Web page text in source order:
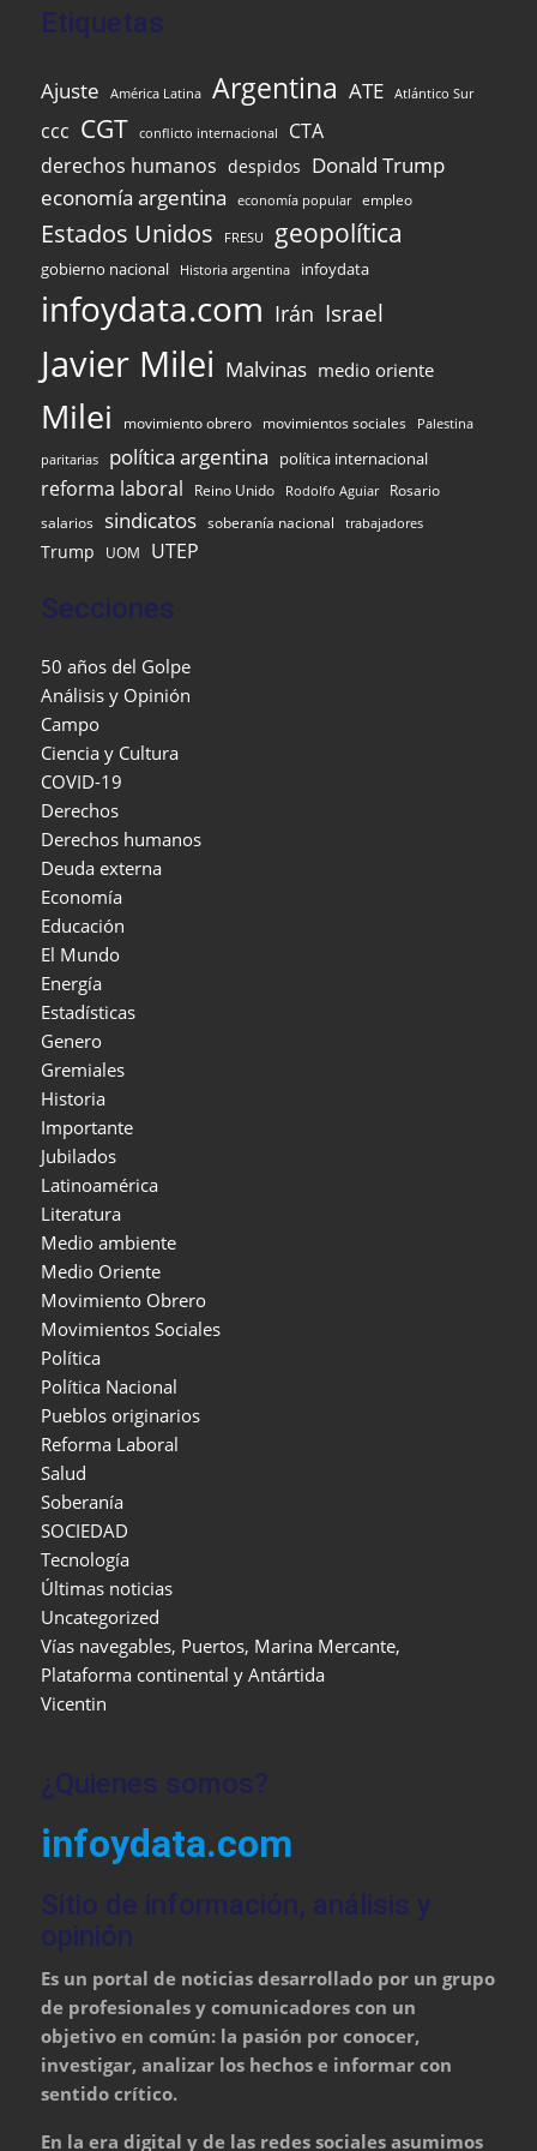
Etiquetas
Ajuste América Latina Argentina ATE Atlántico Sur
ccc CGT conflicto internacional
CTA
derechos humanos despidos Donald Trump
economía argentina
economía popular empleo
Estados Unidos FRESU geopolítica
gobierno nacional Historia argentina infoydata
infoydata.com Irán Israel
Javier Milei Malvinas medio oriente
Milei movimiento obrero movimientos sociales Palestina
paritarias política argentina política internacional
reforma laboral Reino Unido Rodolfo Aguiar Rosario
salarios sindicatos soberanía nacional trabajadores
Trump UOM UTEP
Secciones
50 años del Golpe
Análisis y Opinión
Campo
Ciencia y Cultura
COVID-19
Derechos
Derechos humanos
Deuda externa
Economía
Educación
El Mundo
Energía
Estadísticas
Genero
Gremiales
Historia
Importante
Jubilados
Latinoamérica
Literatura
Medio ambiente
Medio Oriente
Movimiento Obrero
Movimientos Sociales
Política
Política Nacional
Pueblos originarios
Reforma Laboral
Salud
Soberanía
SOCIEDAD
Tecnología
Últimas noticias
Uncategorized
Vías navegables, Puertos, Marina Mercante,
Plataforma continental y Antártida
Vicentin
¿Quienes somos?
infoydata.com
Sitio de información, análisis y
opinión
Es un portal de noticias desarrollado por un grupo
de profesionales y comunicadores con un
objetivo en común: la pasión por conocer,
investigar, analizar los hechos e informar con
sentido crítico.
En la era digital y de las redes sociales asumimos